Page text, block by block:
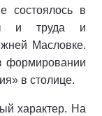
состоялось в
и труда и
Масловке.
формировании
в столице.
характер. На